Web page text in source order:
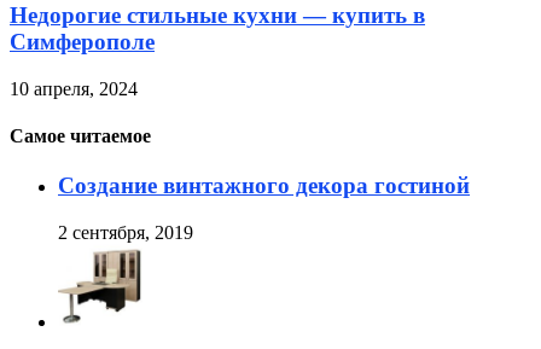
Недорогие стильные кухни — купить в
Симферополе
10 апреля, 2024
Самое читаемое
Создание винтажного декора гостиной
2 сентября, 2019